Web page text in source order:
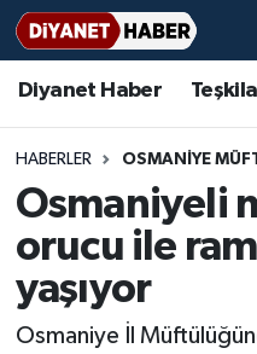
Diyanet Haber
HABERLER OSMANIYE
Osmaniyeli
orucu ile
yaşıyor
Osmaniye İl
Diyanet Haber
Teşkilat Haberleri
Adana Müftülüğü
Adıyaman
Afyonkarahisar
Ağrı Müftülüğü
Aksaray Müftülüğü
Gündem
#Keşfet
Bir Ayet
Bir Hikaye
Biyografiler
Dini kavramlar
Diyanet Bilgi
Basında Bugün
Aile Dergisi
Aylık Dergi
İmam Hatip
Başmakale
Hadis-i Şerifler
Hayat Okumaları
Nöbetçi Eczaneler
Hava Durumu
Ankara Namaz
Trafik Durumu
Süper Lig Puan